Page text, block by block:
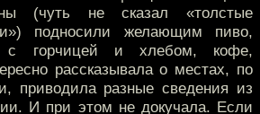
(чуть не сказал «толстые
подносили желающим пиво,
с горчицей и хлебом, кофе,
рассказывала о местах, по
приводила разные сведения из
И при этом не докучала. Если